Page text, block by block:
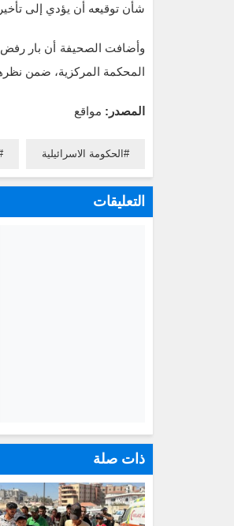
شأن توقيعه أن يؤدي إلى
وأضافت الصحيفة أن بار رفض
المحكمة المركزية، ضمن
المصدر: مواقع
الحكومة الاسرائيلية
التعليقات
ذات صلة